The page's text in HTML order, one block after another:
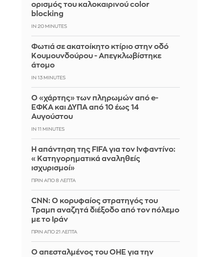
ορισμός του καλοκαιρινού color
blocking
IN 20 MINUTES
Φωτιά σε ακατοίκητο κτίριο στην οδό
Κουμουνδούρου - Απεγκλωβίστηκε
άτομο
IN 13 MINUTES
Ο «χάρτης» των πληρωμών από e-
ΕΦΚΑ και ΔΥΠΑ από 10 έως 14
Αυγούστου
IN 11 MINUTES
Η απάντηση της FIFA για τον Ινφαντίνο:
«Κατηγορηματικά αναληθείς
ισχυρισμοί»
ΠΡΙΝ ΑΠΌ 8 ΛΕΠΤΆ
CNN: Ο κορυφαίος στρατηγός του
Τραμπ αναζητά διέξοδο από τον πόλεμο
με το Ιράν
ΠΡΙΝ ΑΠΌ 21 ΛΕΠΤΆ
Ο απεσταλμένος του ΟΗΕ για την